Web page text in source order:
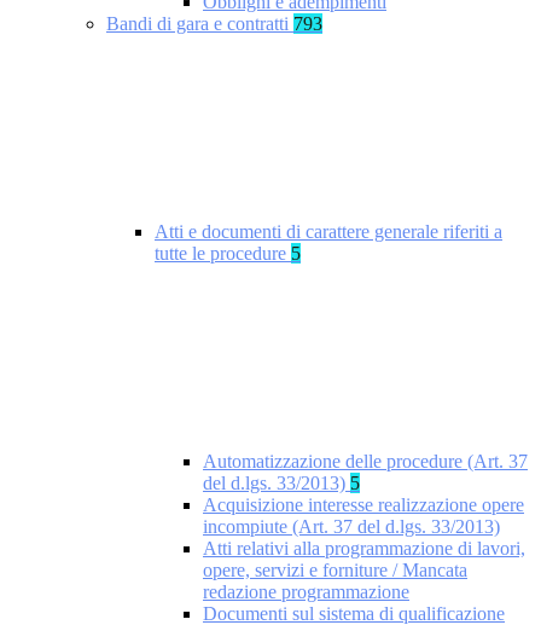
Bandi di gara e contratti 793
Atti e documenti di carattere generale riferiti a
tutte le procedure 5
Automatizzazione delle procedure (Art. 37
del d.lgs. 33/2013) 5
Acquisizione interesse realizzazione opere
incompiute (Art. 37 del d.lgs. 33/2013)
Atti relativi alla programmazione di lavori,
opere, servizi e forniture / Mancata
redazione programmazione
Documenti sul sistema di qualificazione